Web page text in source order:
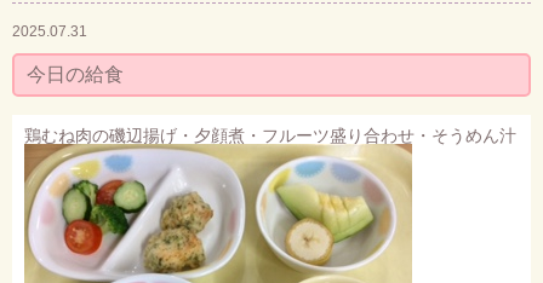
2025.07.31
今日の給食
鶏むね肉の磯辺揚げ・夕顔煮・フルーツ盛り合わせ・そうめん汁